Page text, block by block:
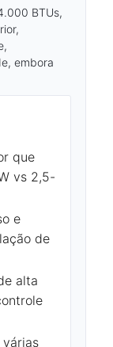
BTUs,
embora
que
vs 2,5-
e
de
alta
várias